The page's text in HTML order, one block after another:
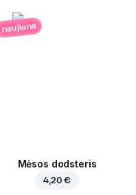
naujiena
Mėsos dodsteris
4,20 €